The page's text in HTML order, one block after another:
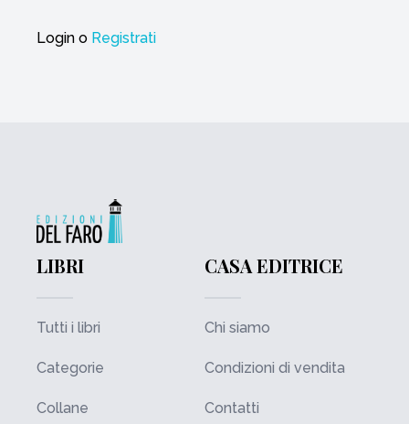
Login o Registrati
LIBRI
Tutti i libri
Categorie
Collane
CASA EDITRICE
Chi siamo
Condizioni di vendita
Contatti